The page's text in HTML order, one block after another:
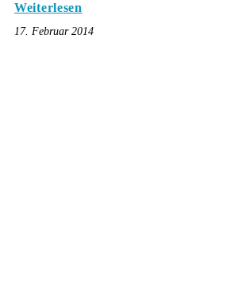
Weiterlesen
17. Februar 2014